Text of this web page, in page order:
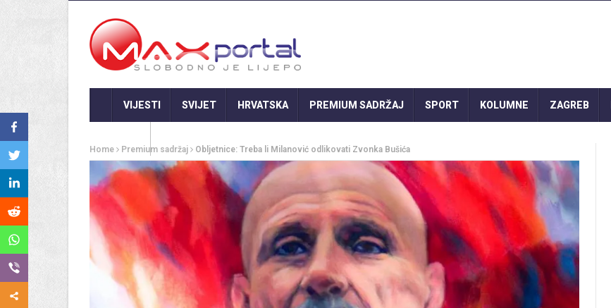
VIJESTI SVIJET HRVATSKA PREMIUM SADRŽAJ SPORT KOLUMNE ZAGREB
Home Premium sadržaj Obljetnice: Treba li Milanović odlikovati Zvonka Bušića